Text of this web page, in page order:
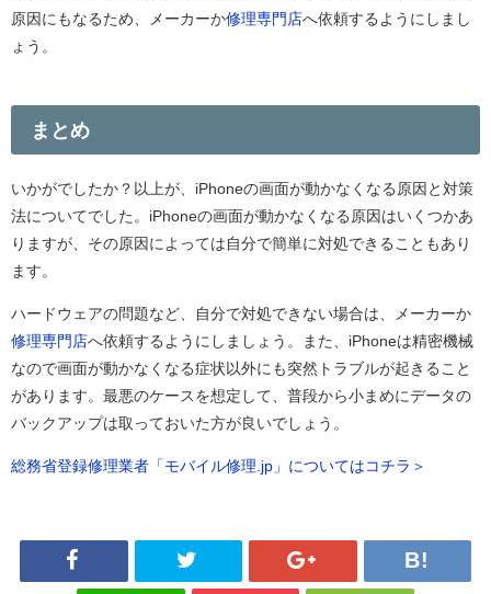
原因にもなるため、メーカーか修理専門店へ依頼するようにしまし
ょう。
まとめ
いかがでしたか？以上が、iPhoneの画面が動かなくなる原因と対策
法についてでした。iPhoneの画面が動かなくなる原因はいくつかあ
りますが、その原因によっては自分で簡単に対処できることもあり
ます。
ハードウェアの問題など、自分で対処できない場合は、メーカーか
修理専門店へ依頼するようにしましょう。また、iPhoneは精密機械
なので画面が動かなくなる症状以外にも突然トラブルが起きること
があります。最悪のケースを想定して、普段から小まめにデータの
バックアップは取っておいた方が良いでしょう。
総務省登録修理業者「モバイル修理.jp」についてはコチラ＞